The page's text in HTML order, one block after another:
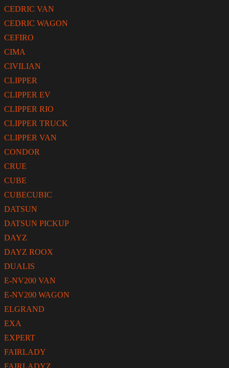
CEDRIC VAN
CEDRIC WAGON
CEFIRO
CIMA
CIVILIAN
CLIPPER
CLIPPER EV
CLIPPER RIO
CLIPPER TRUCK
CLIPPER VAN
CONDOR
CRUE
CUBE
CUBECUBIC
DATSUN
DATSUN PICKUP
DAYZ
DAYZ ROOX
DUALIS
E-NV200 VAN
E-NV200 WAGON
ELGRAND
EXA
EXPERT
FAIRLADY
FAIRLADYZ